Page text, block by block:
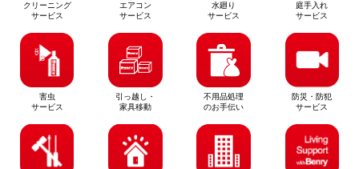
クリーニング
サービス
エアコン
サービス
水廻り
サービス
庭手入れ
サービス
害虫
サービス
引っ越し・
家具移動
不用品処理
のお手伝い
防災・防犯
サービス